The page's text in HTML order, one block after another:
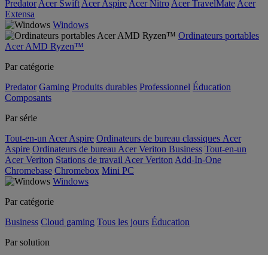
Predator Acer Swift Acer Aspire Acer Nitro Acer TravelMate Acer
Extensa
Windows
Ordinateurs portables
Acer AMD Ryzen™
Par catégorie
Predator Gaming Produits durables Professionnel Éducation
Composants
Par série
Tout-en-un Acer Aspire Ordinateurs de bureau classiques Acer
Aspire Ordinateurs de bureau Acer Veriton Business Tout-en-un
Acer Veriton Stations de travail Acer Veriton Add-In-One
Chromebase Chromebox Mini PC
Windows
Par catégorie
Business Cloud gaming Tous les jours Éducation
Par solution